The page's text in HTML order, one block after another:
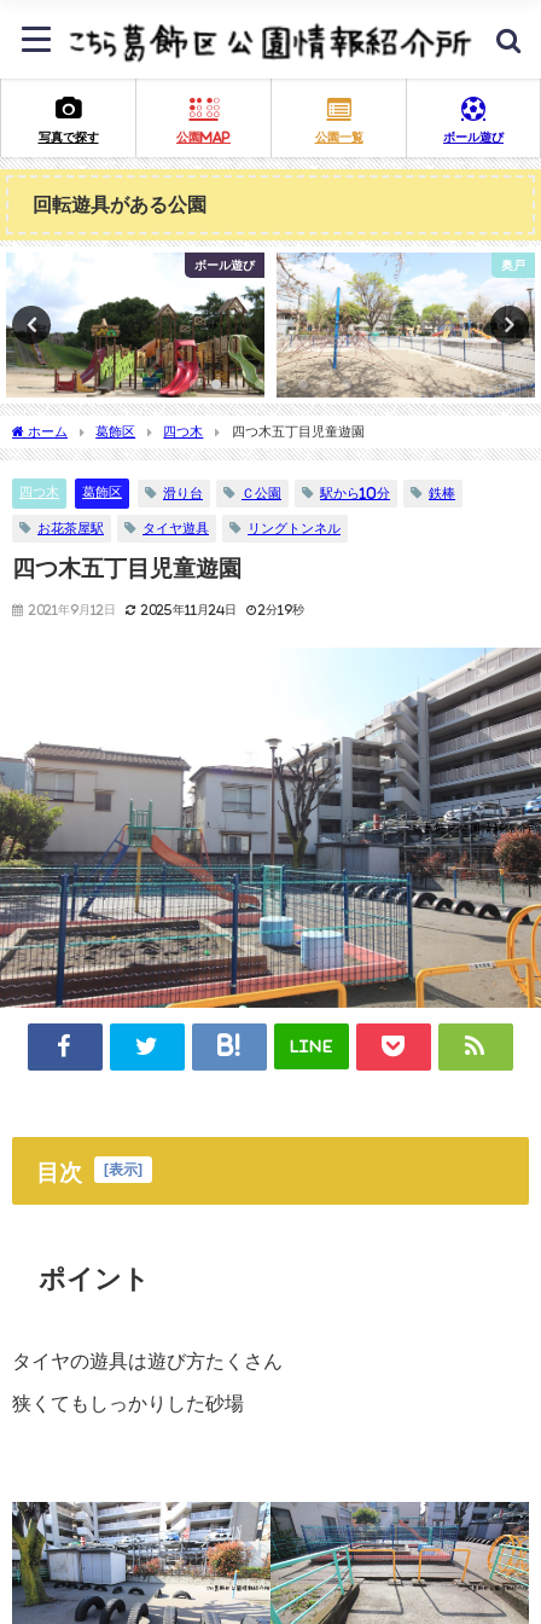
写真で探す 公園MAP 公園一覧 ボール遊び
回転遊具がある公園
奥戸 新宿
ホーム 葛飾区 四つ木 四つ木五丁目児童遊園
四つ木 葛飾区 滑り台 Ｃ公園 駅から10分 鉄棒
お花茶屋駅 タイヤ遊具 リングトンネル
四つ木五丁目児童遊園
2021年9月12日 2025年11月24日 2分19秒
LINE
目次 [表示]
ポイント
タイヤの遊具は遊び方たくさん
狭くてもしっかりした砂場